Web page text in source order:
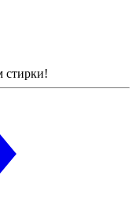
стирки!